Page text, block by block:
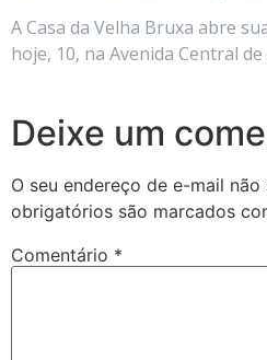
A Casa da Velha Bruxa abre
hoje, 10, na Avenida Central
Deixe um
O seu endereço de e-mail
obrigatórios são marcados
Comentário *